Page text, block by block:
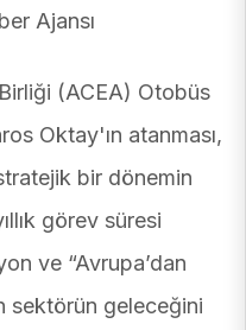
Ajansı
(ACEA) Otobüs
Oktay'ın atanması,
bir dönemin
görev süresi
ve “Avrupa’dan
sektörün geleceğini